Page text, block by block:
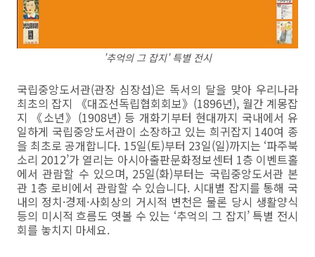
'추억의 그 잡지' 특별 전시
국립중앙도서관(관장 심장섭)은 독서의 달을 맞아 우리나라
최초의 잡지 《대죠선독립협회회보》(1896년), 월간 계몽잡
지 《소년》(1908년) 등 개화기부터 현대까지 국내에서 유
일하게 국립중앙도서관이 소장하고 있는 희귀잡지 140여 종
을 최초로 공개합니다. 15일(토)부터 23일(일)까지는 ‘파주북
소리 2012’가 열리는 아시아출판문화정보센터 1층 이벤트홀
에서 관람할 수 있으며, 25일(화)부터는 국립중앙도서관 본
관 1층 로비에서 관람할 수 있습니다. 시대별 잡지를 통해 국
내의 정치·경제·사회상의 거시적 변천은 물론 당시 생활양식
등의 미시적 흐름도 엿볼 수 있는 ‘추억의 그 잡지’ 특별 전시
회를 놓치지 마세요.